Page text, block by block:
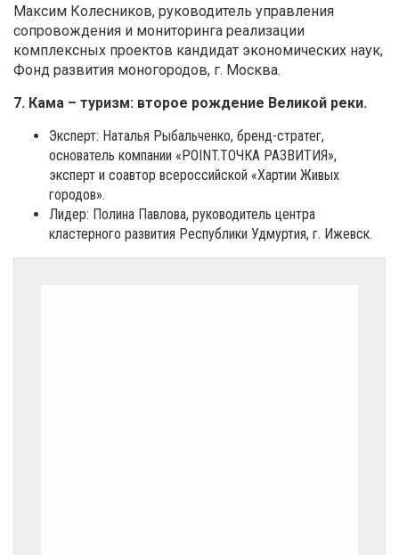
Максим Колесников, руководитель управления
сопровождения и мониторинга реализации
комплексных проектов кандидат экономических наук,
Фонд развития моногородов, г. Москва.
7. Кама – туризм: второе рождение Великой реки.
Эксперт: Наталья Рыбальченко, бренд-стратег,
основатель компании «POINT.ТОЧКА РАЗВИТИЯ»,
эксперт и соавтор всероссийской «Хартии Живых
городов».
Лидер: Полина Павлова, руководитель центра
кластерного развития Республики Удмуртия, г. Ижевск.